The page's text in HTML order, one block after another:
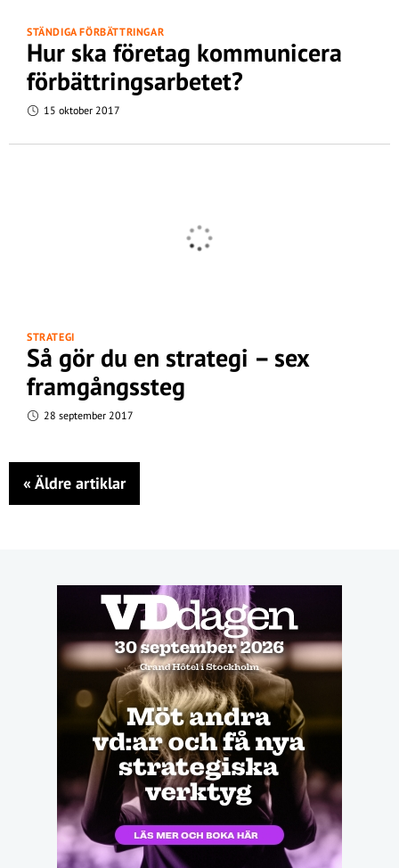
STÄNDIGA FÖRBÄTTRINGAR
Hur ska företag kommunicera
förbättringsarbetet?
15 oktober 2017
STRATEGI
Så gör du en strategi – sex
framgångssteg
28 september 2017
« Äldre artiklar